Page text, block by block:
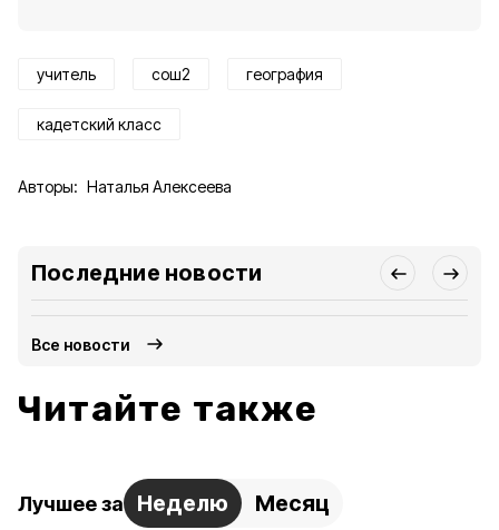
учитель сош2 география
кадетский класс
Авторы: Наталья Алексеева
Последние новости
Все новости
Читайте также
Лучшее за Неделю Месяц